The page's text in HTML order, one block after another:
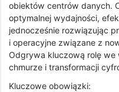
obiektów centrów danych.
optymalnej wydajności,
jednocześnie rozwiązując
i operacyjne związane z
Odgrywa kluczową rolę we
chmurze i transformacji
Kluczowe obowiązki: